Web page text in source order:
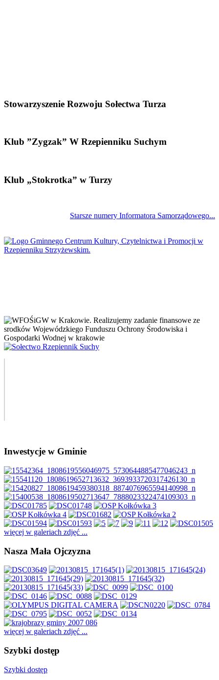
Stowarzyszenie Rozwoju Sołectwa Turza
Klub ”Zygzak” W Rzepienniku Suchym
Klub „Stokrotka” w Turzy
Starsze numery Informatora Samorządowego...
Inwestycje w Gminie
więcej w galeriach zdjęć ...
Nasza Mała Ojczyzna
więcej w galeriach zdjęć ...
Szybki dostęp
Szybki dostęp